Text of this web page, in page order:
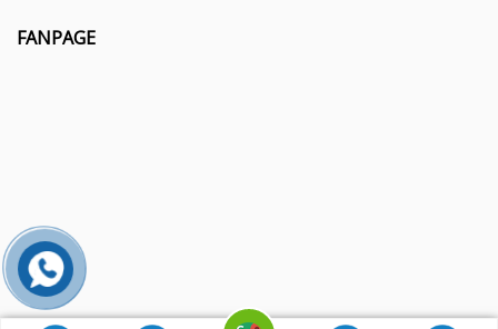
FANPAGE